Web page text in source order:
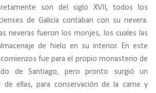
son del siglo XVII, todos los
de Galicia contaban con su nevera.
neveras fueron los monjes, los cuales las
de hielo en su interior. En este
fue para el propio monasterio de
de Santiago, pero pronto surgió un
de ellas, para conservación de la carne y